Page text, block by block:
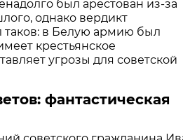
был арестован из-за
однако вердикт
таков: в Белую армию был
крестьянское
угрозы для советской
фантастическая